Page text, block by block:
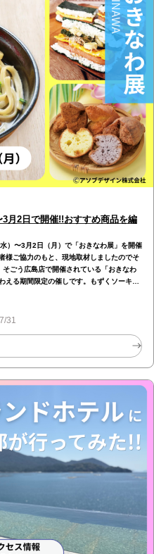
月2日で開催!!おすすめ商品を編
）〜3月2日（月）で「おきなわ展」を開催
様ご協力のもと、現地取材しましたのでそ
ごう広島店で開催されている「おきなわ
る期間限定の催しです。もずくソーキそ
サーといった定番の郷土グルメをはじめ、
広島にいながら、まるで沖縄を旅してい
す。 開催期間について おきなわ展は、
31